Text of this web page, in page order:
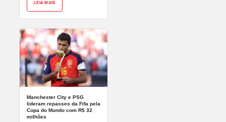
LEIA MAIS
Manchester City e PSG
lideram repasses da Fifa pela
Copa do Mundo com R$ 32
milhões